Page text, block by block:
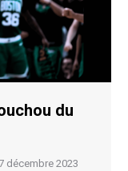
du
décembre 2023